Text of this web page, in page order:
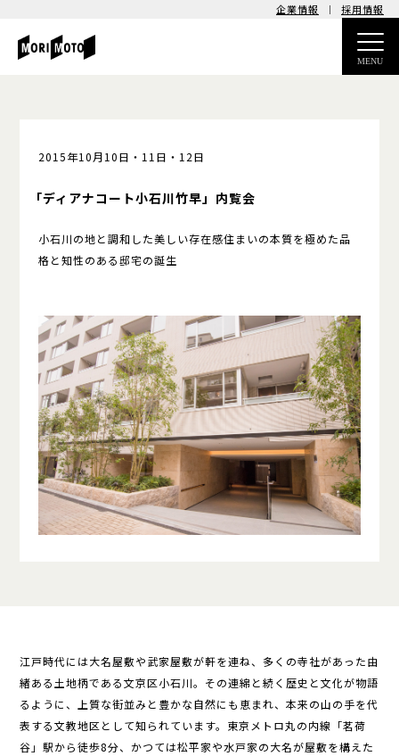
MENU
企業情報 採用情報
2015年10月10日・11日・12日
「ディアナコート小石川竹早」 内覧会
小石川の地と調和した美しい存在感住まいの本質を極めた品
格と知性のある邸宅の誕生
江戸時代には大名屋敷や武家屋敷が軒を連ね、多くの寺社があった由
緒ある土地柄である文京区小石川。その連綿と続く歴史と文化が物語
るように、上質な街並みと豊かな自然にも恵まれ、本来の山の手を代
表する文教地区として知られています。東京メトロ丸の内線「茗荷
谷」駅から徒歩8分、かつては松平家や水戸家の大名が屋敷を構えた